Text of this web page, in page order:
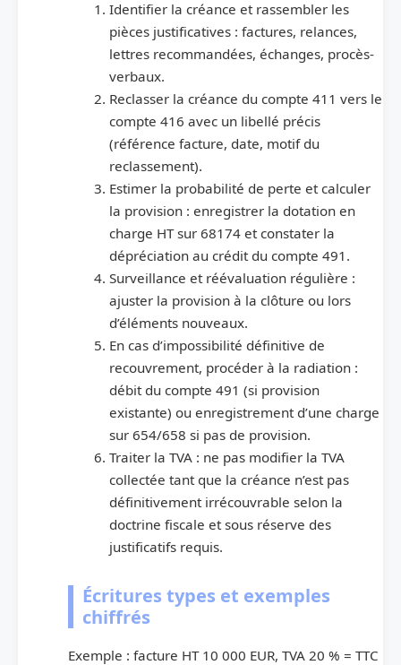
Identifier la créance et rassembler les
pièces justificatives : factures, relances,
lettres recommandées, échanges, procès-
verbaux.
Reclasser la créance du compte 411 vers le
compte 416 avec un libellé précis
(référence facture, date, motif du
reclassement).
Estimer la probabilité de perte et calculer
la provision : enregistrer la dotation en
charge HT sur 68174 et constater la
dépréciation au crédit du compte 491.
Surveillance et réévaluation régulière :
ajuster la provision à la clôture ou lors
d’éléments nouveaux.
En cas d’impossibilité définitive de
recouvrement, procéder à la radiation :
débit du compte 491 (si provision
existante) ou enregistrement d’une charge
sur 654/658 si pas de provision.
Traiter la TVA : ne pas modifier la TVA
collectée tant que la créance n’est pas
définitivement irrécouvrable selon la
doctrine fiscale et sous réserve des
justificatifs requis.
Écritures types et exemples
chiffrés
Exemple : facture HT 10 000 EUR, TVA 20 % = TTC